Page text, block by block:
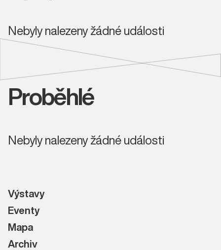
Nebyly nalezeny žádné události
Proběhlé
Nebyly nalezeny žádné události
Výstavy
Eventy
Mapa
Archiv